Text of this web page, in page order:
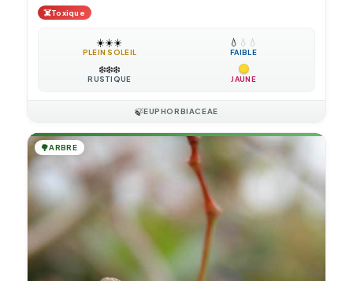
☠️Toxique
☀️☀️☀️
PLEIN SOLEIL
💧 💧 💧
FAIBLE
❄️❄️❄️
RUSTIQUE JAUNE
🍃EUPHORBIACEAE
🌳ARBRE